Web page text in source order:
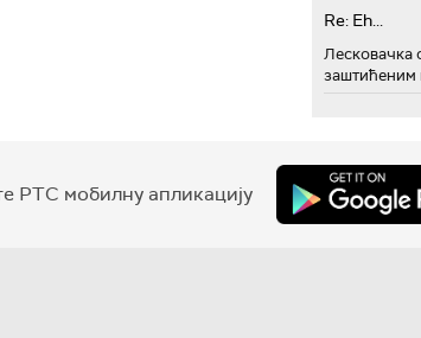
Re: Eh...
Лесковачка
заштићеним
РТС мобилну апликацију